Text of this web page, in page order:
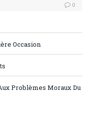
0
Occasion
Problèmes Moraux Du